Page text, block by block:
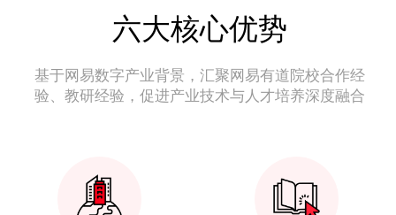
六大核心优势
基于网易数字产业背景，汇聚网易有道院校合作经
验、教研经验，促进产业技术与人才培养深度融合